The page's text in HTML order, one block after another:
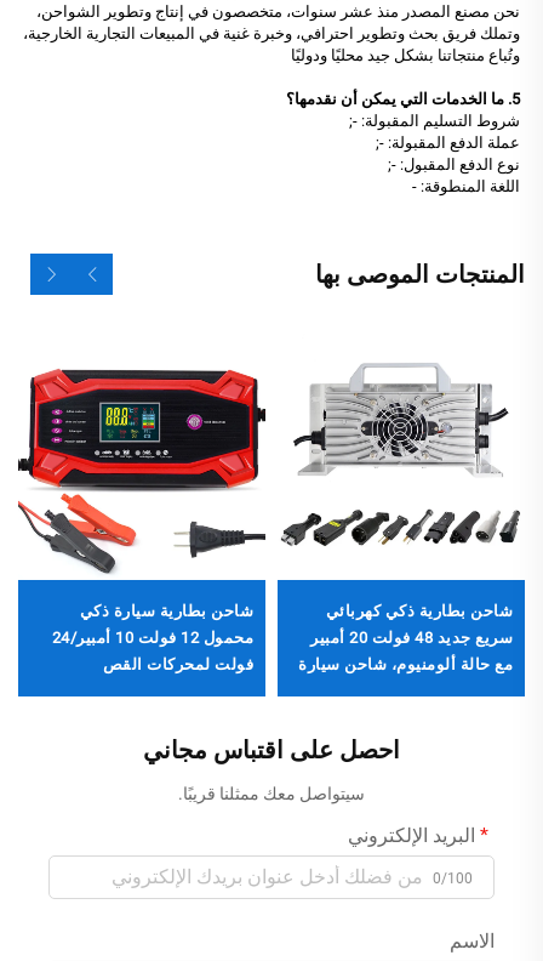
نحن مصنع المصدر منذ عشر سنوات، متخصصون في إنتاج وتطوير الشواحن،
وتملك فريق بحث وتطوير احترافي، وخبرة غنية في المبيعات التجارية الخارجية،
وتُباع منتجاتنا بشكل جيد محليًا ودوليًا
5. ما الخدمات التي يمكن أن نقدمها؟
شروط التسليم المقبولة: -;
عملة الدفع المقبولة: -;
نوع الدفع المقبول: -;
اللغة المنطوقة: -
المنتجات الموصى بها
شاحن بطارية ذكي كهربائي
سريع جديد 48 فولت 20 أمبير
مع حالة ألومنيوم، شاحن سيارة
شاحن بطارية سيارة ذكي
محمول 12 فولت 10 أمبير/24
فولت لمحركات القص
للبطاريات الرصاصية الحمضية
AGM وهلام
احصل على اقتباس مجاني
سيتواصل معك ممثلنا قريبًا.
البريد الإلكتروني
0/100
الاسم